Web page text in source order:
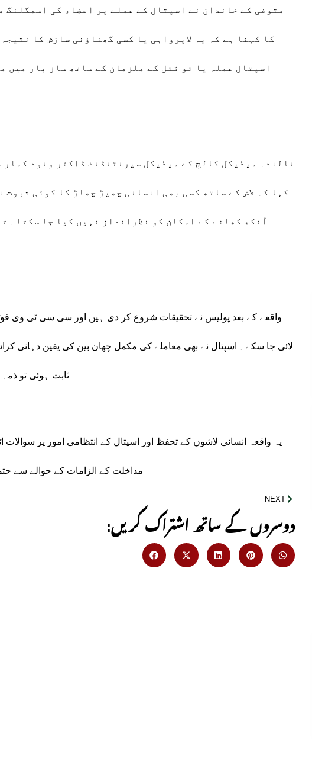
متوفی کے خاندان نے اسپتال کے عملے پر اعضاء کی اسمگلنگ
کا کہنا ہے کہ یہ لاپرواہی یا کسی گھناؤنی سازش کا
اسپتال عملہ یا تو قتل کے ملزمان کے ساتھ ساز باز میں
نالندہ میڈیکل کالج کے میڈیکل سپرنٹنڈنٹ ڈاکٹر ونود
کہا کہ لاش کے ساتھ کسی بھی انسانی چھیڑ چھاڑ کا کوئی
آنکھ کھانے کے امکان کو نظرانداز نہیں کیا جا سکتا۔
واقعے کے بعد پولیس نے تحقیقات شروع کر دی ہیں اور سی سی ٹی وی
لائی جا سکے۔ اسپتال نے بھی معاملے کی مکمل چھان بین کی یقین دہانی
ثابت ہوئی تو
یہ واقعہ انسانی لاشوں کے تحفظ اور اسپتال کے انتظامی امور پر
مداخلت کے الزامات کے حوالے سے
NEXT
:دوسروں کے ساتھ اشتراک کریں